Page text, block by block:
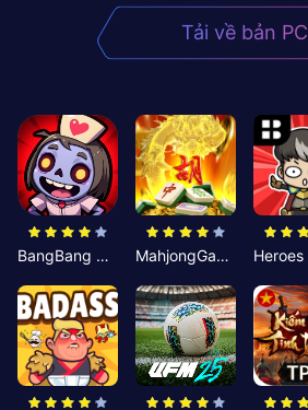
Tải về bản PC
BangBang Zombies:Chiến Shelter MahjongGame